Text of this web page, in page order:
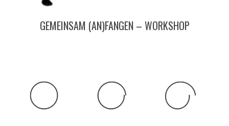
GEMEINSAM (AN)FANGEN – WORKSHOP